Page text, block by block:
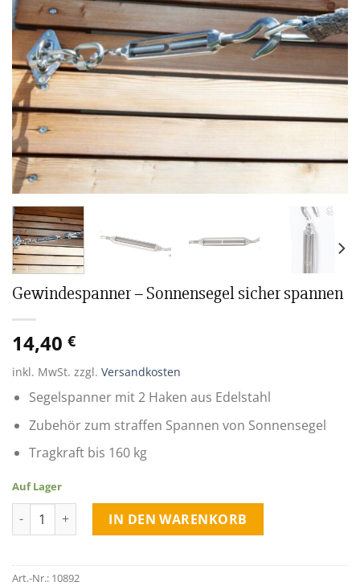
Gewindespanner – Sonnensegel sicher spannen
14,40 €
inkl. MwSt. zzgl. Versandkosten
Segelspanner mit 2 Haken aus Edelstahl
Zubehör zum straffen Spannen von Sonnensegel
Tragkraft bis 160 kg
Auf Lager
Gewindespanner - Sonnensegel sicher spannen quantity
IN DEN WARENKORB
Art.-Nr.: 10892